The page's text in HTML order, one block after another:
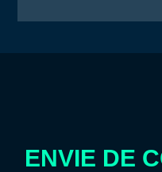
ENVIE DE